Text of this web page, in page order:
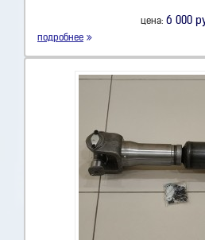
цена: 6 000
подробнее